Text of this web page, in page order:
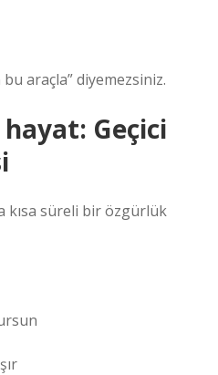
araçla” diyemezsiniz.
Geçici
kısa süreli bir özgürlük